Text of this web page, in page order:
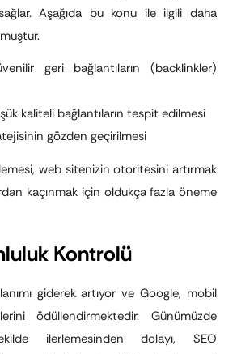
Aşağıda bu konu ile ilgili daha
geri bağlantıların (backlinkler)
kaliteli bağlantıların tespit edilmesi
gözden geçirilmesi
web sitenizin otoritesini artırmak
kaçınmak için oldukça fazla öneme
Kontrolü
giderek artıyor ve Google, mobil
ödüllendirmektedir. Günümüzde
ilerlemesinden dolayı, SEO